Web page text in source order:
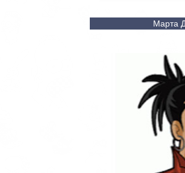
Марта